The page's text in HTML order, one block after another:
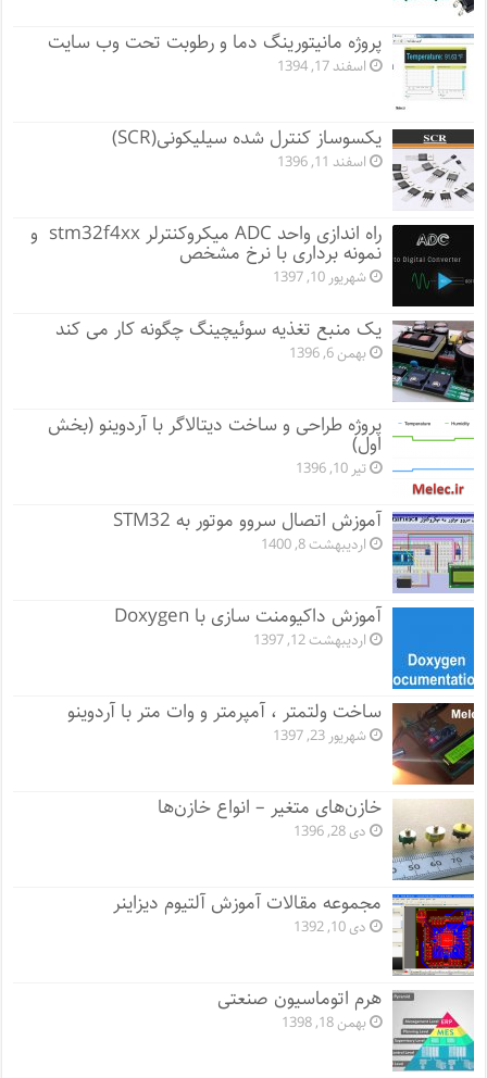
پروژه مانيتورينگ دما و رطوبت تحت وب سایت
اسفند 17, 1394
یکسوساز کنترل شده سیلیکونی(SCR)
اسفند 11, 1396
راه اندازی واحد ADC میکروکنترلر stm32f4xx و
نمونه برداری با نرخ مشخص
شهریور 10, 1397
یک منبع تغذیه سوئیچینگ چگونه کار می کند
بهمن 6, 1396
پروژه طراحی و ساخت دیتالاگر با آردوینو (بخش
اول)
تیر 10, 1396
آموزش اتصال سروو موتور به STM32
اردیبهشت 8, 1400
آموزش داکیومنت سازی با Doxygen
اردیبهشت 12, 1397
ساخت ولتمتر ، آمپرمتر و وات متر با آردوینو
شهریور 23, 1397
خازن‌های متغیر – انواع خازن‌ها
دی 28, 1396
مجموعه مقالات آموزش آلتیوم دیزاینر
دی 10, 1392
هرم اتوماسیون صنعتی
بهمن 18, 1398